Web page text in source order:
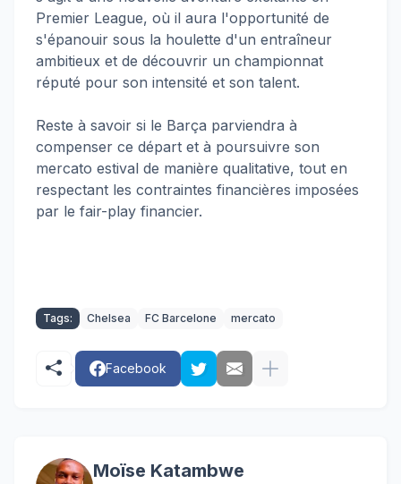
Premier League, où il aura l'opportunité de
s'épanouir sous la houlette d'un entraîneur
ambitieux et de découvrir un championnat
réputé pour son intensité et son talent.
Reste à savoir si le Barça parviendra à
compenser ce départ et à poursuivre son
mercato estival de manière qualitative, tout en
respectant les contraintes financières imposées
par le fair-play financier.
Tags: Chelsea FC Barcelone mercato
Facebook
Moïse Katambwe